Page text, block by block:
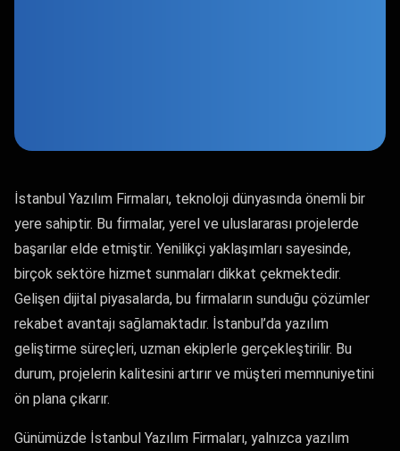
İstanbul Yazılım Firmaları, teknoloji dünyasında önemli bir
yere sahiptir. Bu firmalar, yerel ve uluslararası projelerde
başarılar elde etmiştir. Yenilikçi yaklaşımları sayesinde,
birçok sektöre hizmet sunmaları dikkat çekmektedir.
Gelişen dijital piyasalarda, bu firmaların sunduğu çözümler
rekabet avantajı sağlamaktadır. İstanbul’da yazılım
geliştirme süreçleri, uzman ekiplerle gerçekleştirilir. Bu
durum, projelerin kalitesini artırır ve müşteri memnuniyetini
ön plana çıkarır.
Günümüzde İstanbul Yazılım Firmaları, yalnızca yazılım